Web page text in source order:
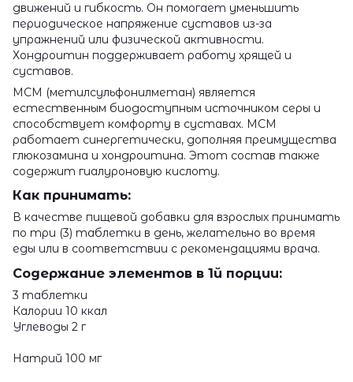
движений и гибкость. Он помогает уменьшить
периодическое напряжение суставов из-за
упражнений или физической активности.
Хондроитин поддерживает работу хрящей и
суставов.
МСМ (метилсульфонилметан) является
естественным биодоступным источником серы и
способствует комфорту в суставах. МСМ
работает синергетически, дополняя преимущества
глюкозамина и хондроитина. Этот состав также
содержит гиалуроновую кислоту.
Как принимать:
В качестве пищевой добавки для взрослых принимать
по три (3) таблетки в день, желательно во время
еды или в соответствии с рекомендациями врача.
Содержание элементов в 1й порции:
3 таблетки
Калории 10 ккал
Углеводы 2 г
Натрий 100 мг